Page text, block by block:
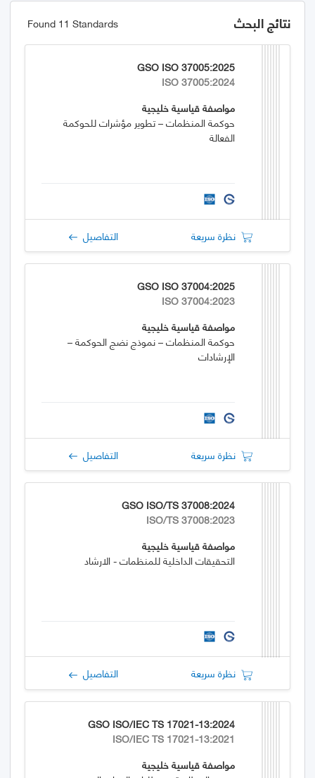
نتائج البحث Found 11 Standards
GSO ISO 37005:2025
ISO 37005:2024
مواصفة قياسية خليجية
حوكمة المنظمات – تطوير مؤشرات للحوكمة
الفعالة
نظرة سريعة التفاصيل
GSO ISO 37004:2025
ISO 37004:2023
مواصفة قياسية خليجية
حوكمة المنظمات – نموذج نضج الحوكمة –
الإرشادات
نظرة سريعة التفاصيل
GSO ISO/TS 37008:2024
ISO/TS 37008:2023
مواصفة قياسية خليجية
التحقيقات الداخلية للمنظمات - الارشاد
نظرة سريعة التفاصيل
GSO ISO/IEC TS 17021-13:2024
ISO/IEC TS 17021-13:2021
مواصفة قياسية خليجية